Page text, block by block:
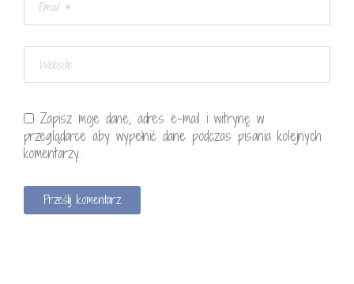
Zapisz moje dane, adres e-mail i witrynę w
przeglądarce aby wypełnić dane podczas pisania kolejnych
komentarzy.